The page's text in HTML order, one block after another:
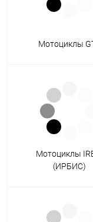
Мотоциклы
Мотоциклы
(ИРБИС)